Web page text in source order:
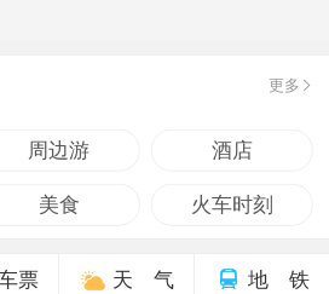
更多
周边游 酒店
美食 火车时刻
票 天 气 地 铁